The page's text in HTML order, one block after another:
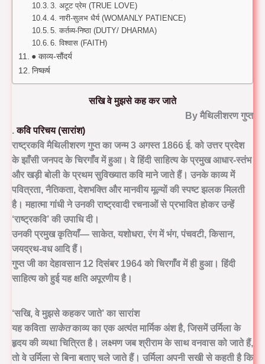
3. अटूट प्रेम (TRUE LOVE)
4. नारी-सुलभ धैर्य (WOMANLY PATIENCE)
5. कर्तव्य-निष्ठा (DUTY/ DHARMA)
6. विश्वास (FAITH)
● काव्य-सौंदर्य
निष्कर्ष
सखि वे मुझसे कह कर जाते
By मैथिलीशरण गुप्त
.कवि परिचय (सारांश)
राष्ट्रकविमैथिलीशरण गुप्तका जन्म 3 अगस्त 1866 ई. को उत्तर प्रदेश
के झाँसी जनपद के चिरगाँव में हुआ। वे हिंदी साहित्य के प्रमुख आधार-स्तंभ
और खड़ी बोली के प्रथम सुविख्यात कवि माने जाते हैं। उनके काव्य में
पवित्रता, नैतिकता, देशभक्ति और मानवीय मूल्योंकी स्पष्ट झलक मिलती
है। महात्मा गांधी ने उनकी राष्ट्रवादी रचनाओं से प्रभावित होकर उन्हें
‘राष्ट्रकवि’ की उपाधि दी।
उनकी प्रमुख कृतियाँ— साकेत, यशोधरा, रंग में भंग, पंचवटी, किसान,
जयद्रथ-वधआदि हैं।
गुप्त जी का देहावसान 12 दिसंबर 1964 को चिरगाँव में ही हुआ। हिंदी
साहित्य को हुई यह क्षति अपूरणीय है।
‘सखि, वे मुझसे कहकर जाते’ का सारांश
यह कविता साकेतकाव्य का एक अत्यंत मार्मिक अंश है, जिसमेंउर्मिलाके
हृदय की व्यथा चित्रित है। लक्ष्मण जब श्रीराम के साथ वनवास को जाते हैं,
तो वे उर्मिला से बिना बताए चले जाते हैं। उर्मिला अपनी सखी से कहती है कि